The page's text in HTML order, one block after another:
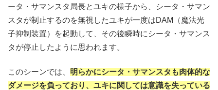
ータ・サマンスタ局長とユキの様子から、シータ・サマン
スタが制止するのを無視したユキが一度はDAM（魔法光
子抑制装置）を起動して、その後瞬時にシータ・サマンス
タが停止したように思われます。
このシーンでは、 明らかにシータ・サマンスタも肉体的な
ダメージを負っており、ユキに関しては意識を失っている